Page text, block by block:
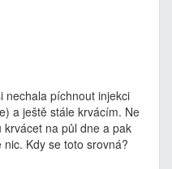
nechala píchnout injekci
a ještě stále krvácím. Ne
na půl dne a pak
Kdy se toto srovná?